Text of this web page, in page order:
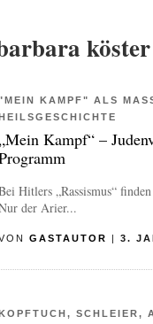
köster
KAMPF" ALS
„Mein Kampf“ –
Hitlers „Rassismus“
der Arier...
GASTAUTOR | 3.
SCHLEIER,